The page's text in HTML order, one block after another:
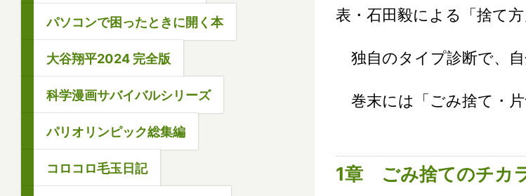
表・石田毅による「捨て
独自のタイプ診断で、自
巻末には「ごみ捨て・片
1章 ごみ捨てのチカ
パソコンで困ったときに開く本
大谷翔平2024 完全版
科学漫画サバイバルシリーズ
パリオリンピック総集編
コロコロ毛玉日記